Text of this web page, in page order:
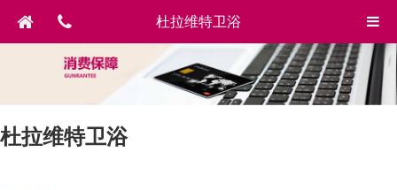
杜拉维特卫浴
杜拉维特卫浴